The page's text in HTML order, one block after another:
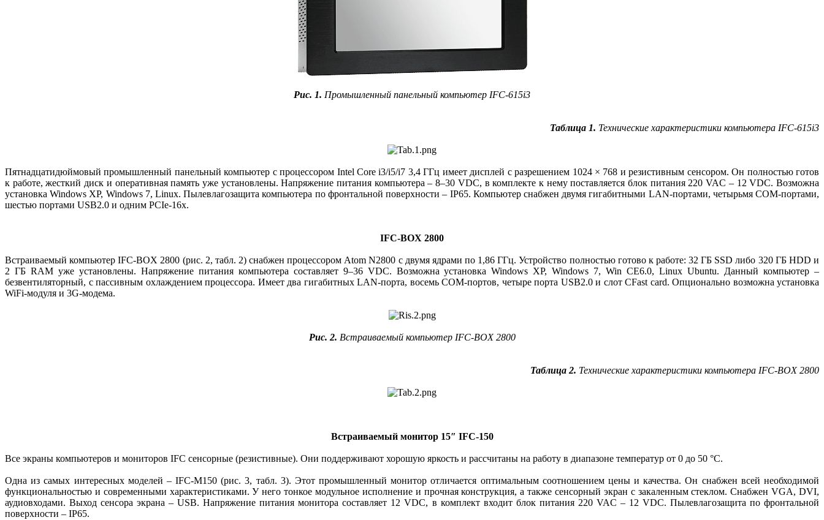
Рис. 1. Промышленный панельный компьютер IFC‑615i3
Таблица 1. Технические характеристики компьютера IFC‑615i3
Пятнадцатидюймовый промышленный панельный компьютер с процессором Intel Core i3/i5/i7 3,4 ГГц имеет дисплей с разрешением 1024 × 768 и резистивным сенсором. Он полностью готов
к работе, жесткий диск и оперативная память уже установлены. Напряжение питания компьютера – 8–30 VDC, в комплекте к нему поставляется блок питания 220 VAC – 12 VDC. Возможна
установка Windows XP, Windows 7, Linux. Пылевлагозащита компьютера по фронтальной поверхности – IP65. Компьютер снабжен двумя гигабитными LAN-портами, четырьмя COM-портами,
шестью портами USB2.0 и одним PCIe‑16x.
IFC-BOX 2800
Встраиваемый компьютер IFC-BOX 2800 (рис. 2, табл. 2) снабжен процессором Atom N2800 с двумя ядрами по 1,86 ГГц. Устройство полностью готово к работе: 32 ГБ SSD либо 320 ГБ HDD и
2 ГБ RAM уже установлены. Hапряжение питания компьютера составляет 9–36 VDC. Возможна установка Windows XP, Windows 7, Win CE6.0, Linux Ubuntu. Данный компьютер –
безвентиляторный, с пассивным охлаждением процессора. Имеет два гигабитных LAN-порта, восемь COM-портов, четыре порта USB2.0 и слот CFast card. Опционально возможна установка
WiFi-модуля и 3G-модема.
Рис. 2. Встраиваемый компьютер IFC-BOX 2800
Таблица 2. Технические характеристики компьютера IFC-BOX 2800
Встраиваемый монитор 15″ IFC‑150
Все экраны компьютеров и мониторов IFC сенсорные (резистивные). Они поддерживают хорошую яркость и рассчитаны на работу в диапазоне температур от 0 до 50 °C.
Одна из самых интересных моделей – IFC-M150 (рис. 3, табл. 3). Этот промышленный монитор отличается оптимальным соотношением цены и качества. Он снабжен всей необходимой
функциональностью и современными характеристиками. У него тонкое модульное исполнение и прочная конструкция, а также сенсорный экран c закаленным стеклом. Снабжен VGA, DVI,
аудиовходами. Выход сенсора экрана – USB. Напряжение питания монитора составляет 12 VDC, в комплект входит блок питания 220 VAC – 12 VDC. Пылевлагозащита по фронтальной
поверхности – IP65.